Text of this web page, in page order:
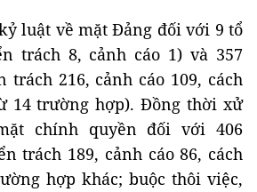
luật về mặt Đảng đối với 9 tổ
trách 8, cảnh cáo 1) và 357
trách 216, cảnh cáo 109, cách
14 trường hợp). Đồng thời xử
chính quyền đối với 406
trách 189, cảnh cáo 86, cách
hợp khác; buộc thôi việc,